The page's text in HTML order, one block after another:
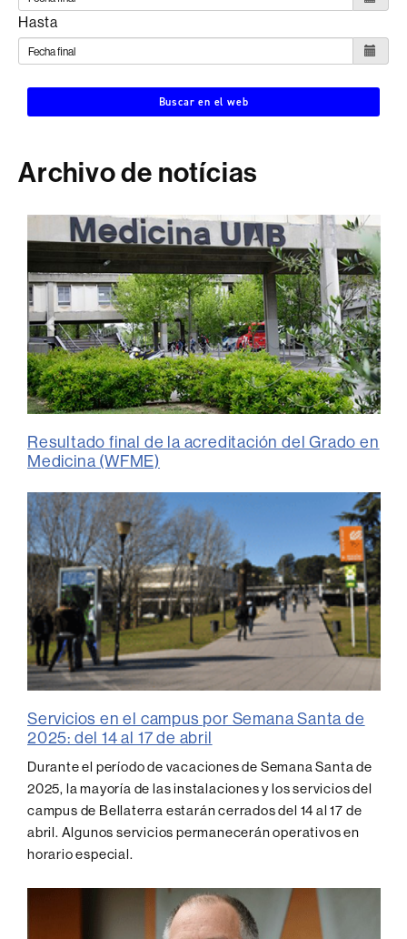
Hasta
Buscar en el web
Archivo de notícias
Resultado final de la acreditación del Grado en
Medicina (WFME)
Servicios en el campus por Semana Santa de
2025: del 14 al 17 de abril
Durante el período de vacaciones de Semana Santa de
2025, la mayoría de las instalaciones y los servicios del
campus de Bellaterra estarán cerrados del 14 al 17 de
abril. Algunos servicios permanecerán operativos en
horario especial.